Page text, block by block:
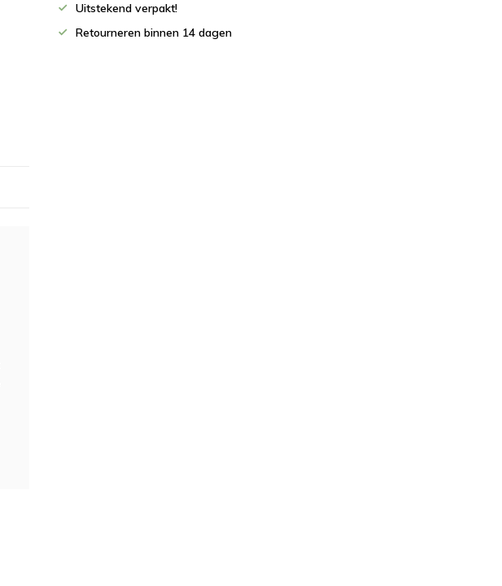
Uitstekend verpakt!
Retourneren binnen 14 dagen